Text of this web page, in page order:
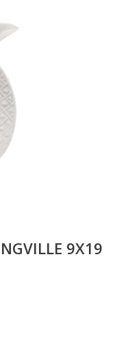
9X19